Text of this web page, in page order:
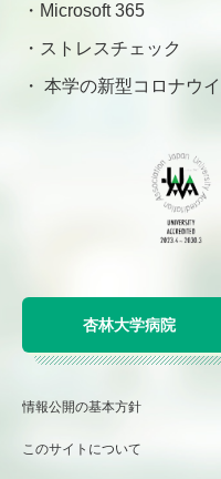
Microsoft 365
ストレスチェック
本学の新型コロナウ
杏林大学病院
情報公開の基本方針
このサイトについて